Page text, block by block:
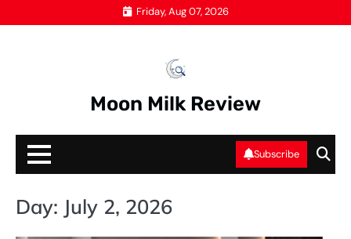
to
Friday, Aug 07, 2026
Moon Milk Review
Subscribe
Day: July 2, 2026